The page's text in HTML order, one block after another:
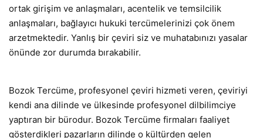
ortak girişim ve anlaşmaları, acentelik ve temsilcilik
anlaşmaları, bağlayıcı hukuki tercümelerinizi çok önem
arzetmektedir. Yanlış bir çeviri siz ve muhatabınızı yasalar
önünde zor durumda bırakabilir.
Bozok Tercüme, profesyonel çeviri hizmeti veren, çeviriyi
kendi ana dilinde ve ülkesinde profesyonel dilbilimciye
yaptıran bir bürodur. Bozok Tercüme firmaları faaliyet
gösterdikleri pazarların dilinde o kültürden gelen